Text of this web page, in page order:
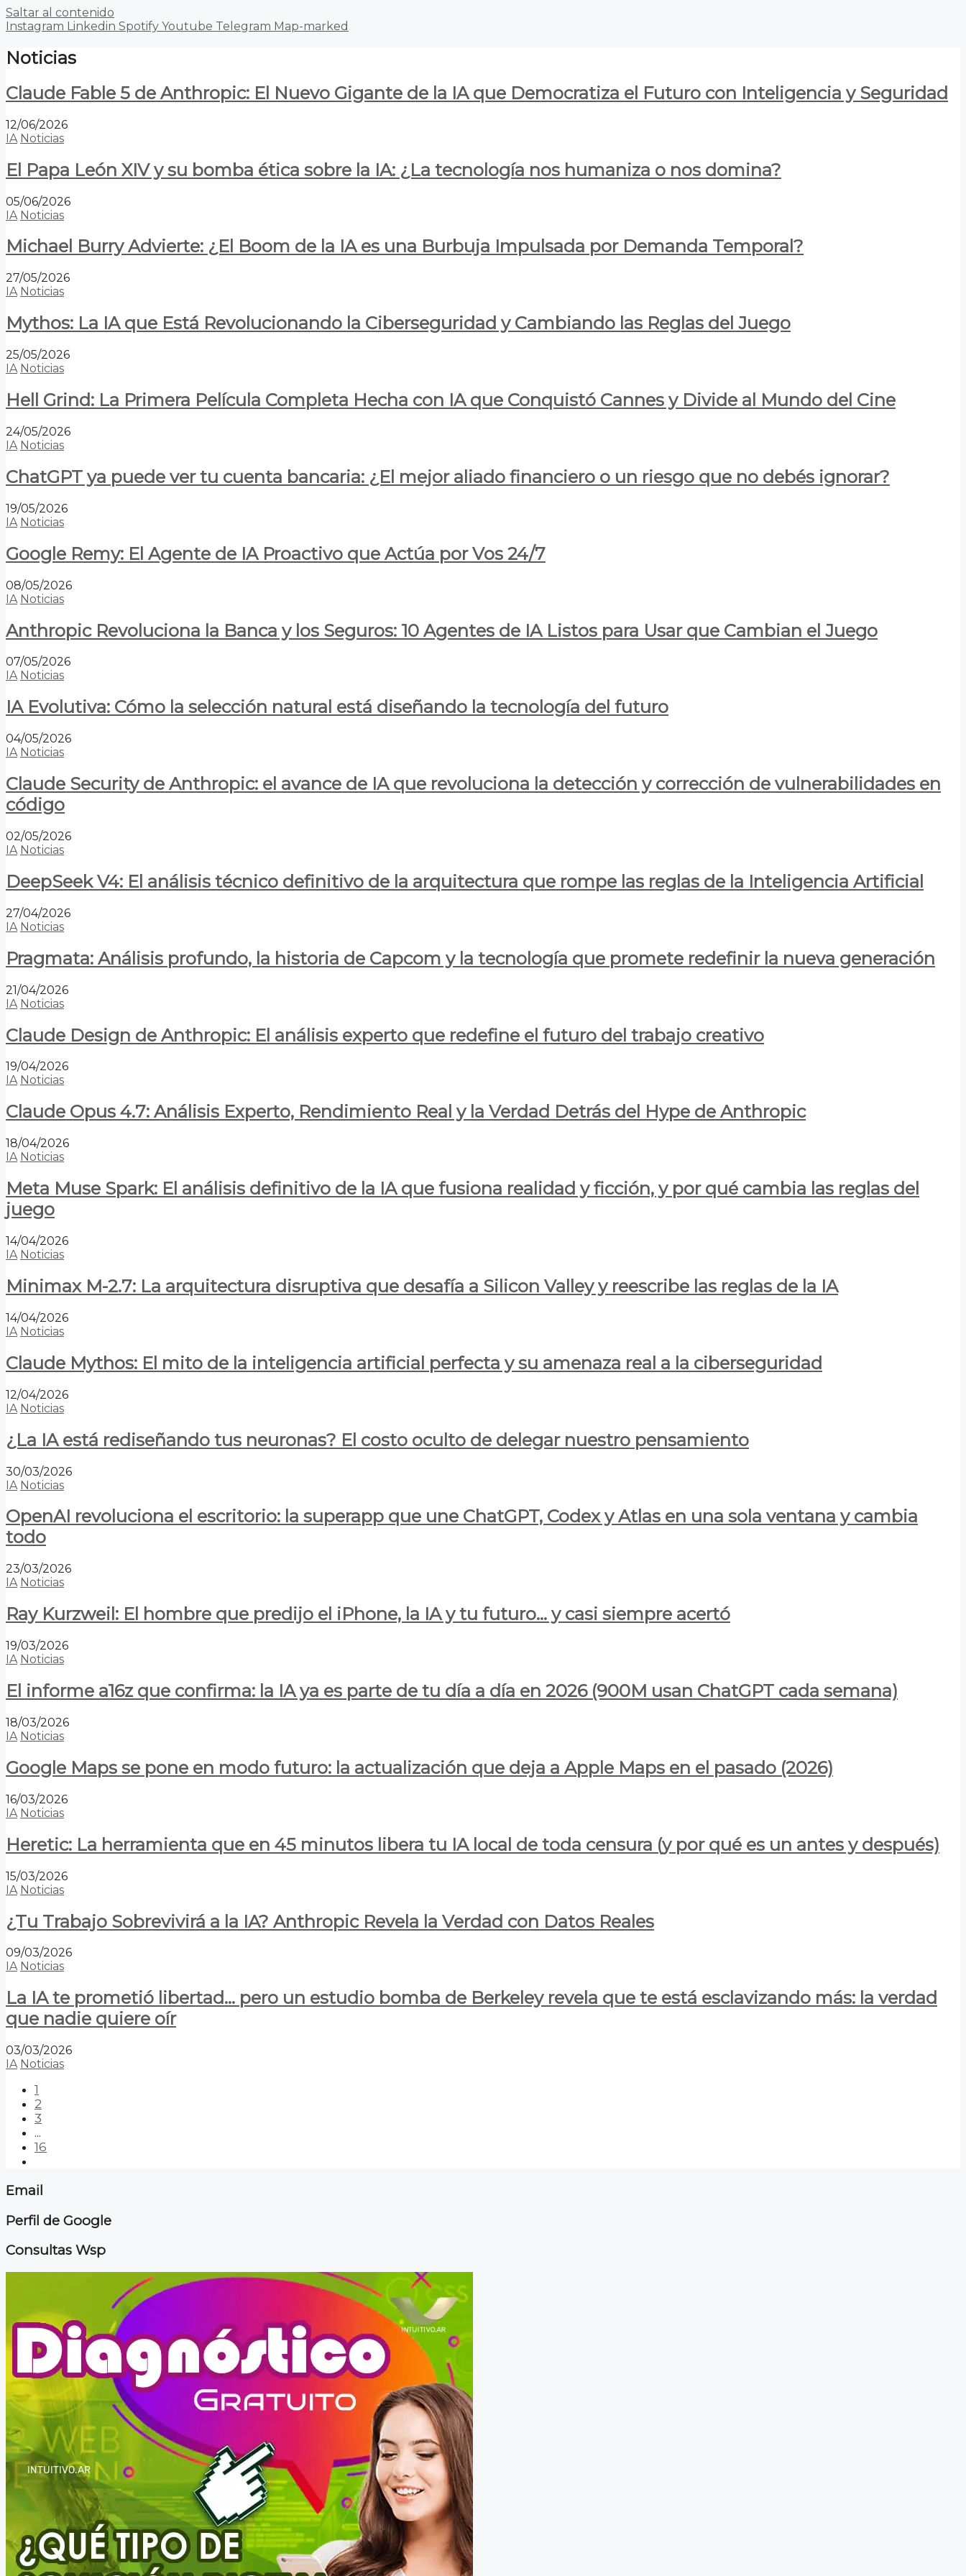
Saltar al contenido
Instagram Linkedin Spotify Youtube Telegram Map-marked
Noticias
Claude Fable 5 de Anthropic: El Nuevo Gigante de la IA que Democratiza el Futuro con Inteligencia y Seguridad
12/06/2026
IA Noticias
El Papa León XIV y su bomba ética sobre la IA: ¿La tecnología nos humaniza o nos domina?
05/06/2026
IA Noticias
Michael Burry Advierte: ¿El Boom de la IA es una Burbuja Impulsada por Demanda Temporal?
27/05/2026
IA Noticias
Mythos: La IA que Está Revolucionando la Ciberseguridad y Cambiando las Reglas del Juego
25/05/2026
IA Noticias
Hell Grind: La Primera Película Completa Hecha con IA que Conquistó Cannes y Divide al Mundo del Cine
24/05/2026
IA Noticias
ChatGPT ya puede ver tu cuenta bancaria: ¿El mejor aliado financiero o un riesgo que no debés ignorar?
19/05/2026
IA Noticias
Google Remy: El Agente de IA Proactivo que Actúa por Vos 24/7
08/05/2026
IA Noticias
Anthropic Revoluciona la Banca y los Seguros: 10 Agentes de IA Listos para Usar que Cambian el Juego
07/05/2026
IA Noticias
IA Evolutiva: Cómo la selección natural está diseñando la tecnología del futuro
04/05/2026
IA Noticias
Claude Security de Anthropic: el avance de IA que revoluciona la detección y corrección de vulnerabilidades en
código
02/05/2026
IA Noticias
DeepSeek V4: El análisis técnico definitivo de la arquitectura que rompe las reglas de la Inteligencia Artificial
27/04/2026
IA Noticias
Pragmata: Análisis profundo, la historia de Capcom y la tecnología que promete redefinir la nueva generación
21/04/2026
IA Noticias
Claude Design de Anthropic: El análisis experto que redefine el futuro del trabajo creativo
19/04/2026
IA Noticias
Claude Opus 4.7: Análisis Experto, Rendimiento Real y la Verdad Detrás del Hype de Anthropic
18/04/2026
IA Noticias
Meta Muse Spark: El análisis definitivo de la IA que fusiona realidad y ficción, y por qué cambia las reglas del
juego
14/04/2026
IA Noticias
Minimax M-2.7: La arquitectura disruptiva que desafía a Silicon Valley y reescribe las reglas de la IA
14/04/2026
IA Noticias
Claude Mythos: El mito de la inteligencia artificial perfecta y su amenaza real a la ciberseguridad
12/04/2026
IA Noticias
¿La IA está rediseñando tus neuronas? El costo oculto de delegar nuestro pensamiento
30/03/2026
IA Noticias
OpenAI revoluciona el escritorio: la superapp que une ChatGPT, Codex y Atlas en una sola ventana y cambia
todo
23/03/2026
IA Noticias
Ray Kurzweil: El hombre que predijo el iPhone, la IA y tu futuro… y casi siempre acertó
19/03/2026
IA Noticias
El informe a16z que confirma: la IA ya es parte de tu día a día en 2026 (900M usan ChatGPT cada semana)
18/03/2026
IA Noticias
Google Maps se pone en modo futuro: la actualización que deja a Apple Maps en el pasado (2026)
16/03/2026
IA Noticias
Heretic: La herramienta que en 45 minutos libera tu IA local de toda censura (y por qué es un antes y después)
15/03/2026
IA Noticias
¿Tu Trabajo Sobrevivirá a la IA? Anthropic Revela la Verdad con Datos Reales
09/03/2026
IA Noticias
La IA te prometió libertad… pero un estudio bomba de Berkeley revela que te está esclavizando más: la verdad
que nadie quiere oír
03/03/2026
IA Noticias
1
2
3
...
16
Email
Perfil de Google
Consultas Wsp